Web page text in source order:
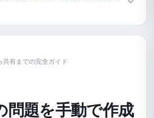
ら問題をインポートする
有までの完全ガイド
題を手動で作成